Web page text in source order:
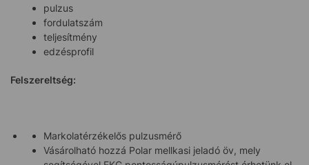
pulzus
fordulatszám
teljesítmény
edzésprofil
Felszereltség:
Markolatérzékelős pulzusmérő
Vásárolható hozzá Polar mellkasi jeladó öv, mely